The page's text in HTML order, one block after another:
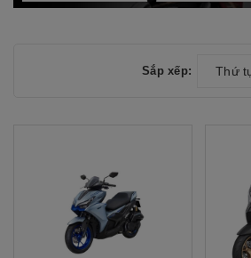
Sắp xếp: Thứ